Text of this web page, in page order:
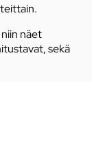
näet
sekä